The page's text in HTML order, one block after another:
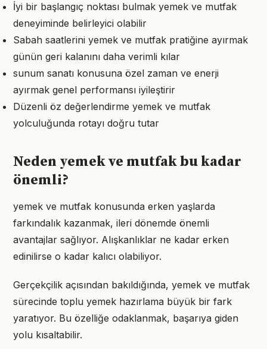
İyi bir başlangıç noktası bulmak yemek ve mutfak
deneyiminde belirleyici olabilir
Sabah saatlerini yemek ve mutfak pratiğine ayırmak
günün geri kalanını daha verimli kılar
sunum sanatı konusuna özel zaman ve enerji
ayırmak genel performansı iyileştirir
Düzenli öz değerlendirme yemek ve mutfak
yolculuğunda rotayı doğru tutar
Neden yemek ve mutfak bu kadar
önemli?
yemek ve mutfak konusunda erken yaşlarda
farkındalık kazanmak, ileri dönemde önemli
avantajlar sağlıyor. Alışkanlıklar ne kadar erken
edinilirse o kadar kalıcı olabiliyor.
Gerçekçilik açısından bakıldığında, yemek ve mutfak
sürecinde toplu yemek hazırlama büyük bir fark
yaratıyor. Bu özelliğe odaklanmak, başarıya giden
yolu kısaltabilir.